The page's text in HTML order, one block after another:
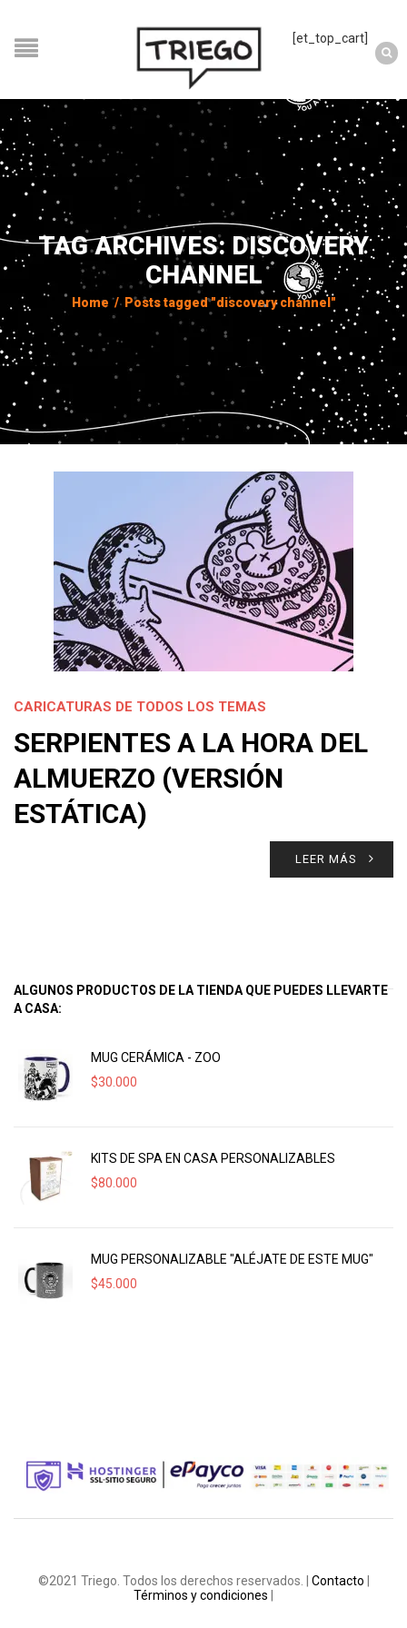
[et_top_cart]
TAG ARCHIVES: DISCOVERY
CHANNEL
Home / Posts tagged "discovery channel"
CARICATURAS DE TODOS LOS TEMAS
SERPIENTES A LA HORA DEL
ALMUERZO (VERSIÓN
ESTÁTICA)
LEER MÁS
ALGUNOS PRODUCTOS DE LA TIENDA QUE PUEDES LLEVARTE
A CASA:
MUG CERÁMICA - ZOO
$30.000
KITS DE SPA EN CASA PERSONALIZABLES
$80.000
MUG PERSONALIZABLE "ALÉJATE DE ESTE MUG"
$45.000
©2021 Triego. Todos los derechos reservados. | Contacto
Términos y condiciones